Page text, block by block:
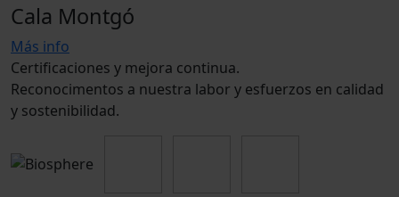
Cala Montgó
Más info
Certificaciones y mejora continua.
Reconocimentos a nuestra labor y esfuerzos en calidad
y sostenibilidad.